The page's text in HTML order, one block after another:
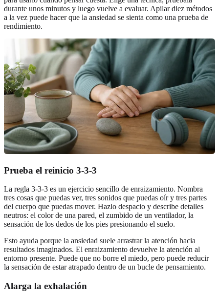
durante unos minutos y luego vuelve a evaluar. Apilar diez métodos
a la vez puede hacer que la ansiedad se sienta como una prueba de
rendimiento.
Prueba el reinicio 3-3-3
La regla 3-3-3 es un ejercicio sencillo de enraizamiento. Nombra
tres cosas que puedas ver, tres sonidos que puedas oír y tres partes
del cuerpo que puedas mover. Hazlo despacio y describe detalles
neutros: el color de una pared, el zumbido de un ventilador, la
sensación de los dedos de los pies presionando el suelo.
Esto ayuda porque la ansiedad suele arrastrar la atención hacia
resultados imaginados. El enraizamiento devuelve la atención al
entorno presente. Puede que no borre el miedo, pero puede reducir
la sensación de estar atrapado dentro de un bucle de pensamiento.
Alarga la exhalación